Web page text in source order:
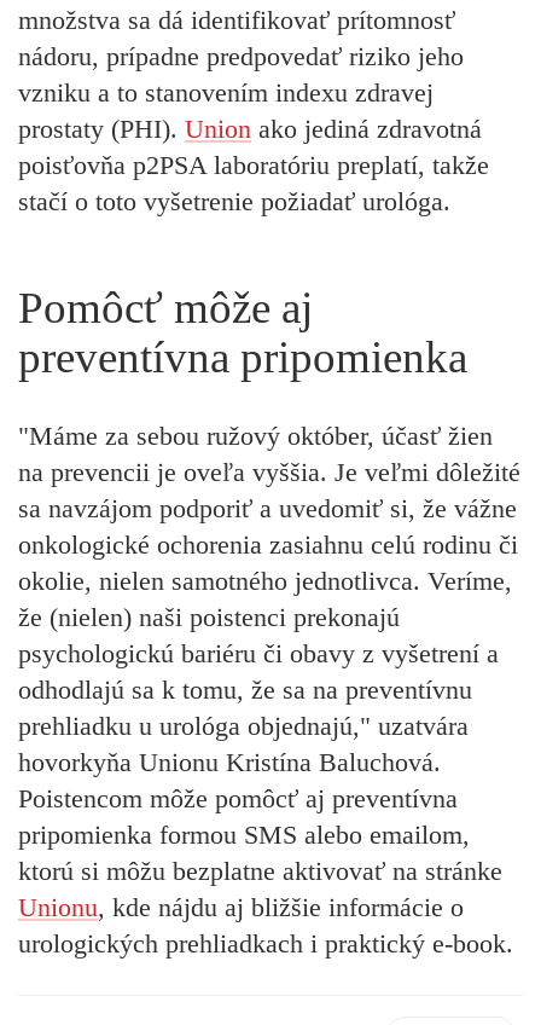
množstva sa dá identifikovať prítomnosť
nádoru, prípadne predpovedať riziko jeho
vzniku a to stanovením indexu zdravej
prostaty (PHI). Union ako jediná zdravotná
poisťovňa p2PSA laboratóriu preplatí, takže
stačí o toto vyšetrenie požiadať urológa.
Pomôcť môže aj
preventívna pripomienka
"Máme za sebou ružový október, účasť žien
na prevencii je oveľa vyššia. Je veľmi dôležité
sa navzájom podporiť a uvedomiť si, že vážne
onkologické ochorenia zasiahnu celú rodinu či
okolie, nielen samotného jednotlivca. Veríme,
že (nielen) naši poistenci prekonajú
psychologickú bariéru či obavy z vyšetrení a
odhodlajú sa k tomu, že sa na preventívnu
prehliadku u urológa objednajú," uzatvára
hovorkyňa Unionu Kristína Baluchová.
Poistencom môže pomôcť aj preventívna
pripomienka formou SMS alebo emailom,
ktorú si môžu bezplatne aktivovať na stránke
Unionu, kde nájdu aj bližšie informácie o
urologických prehliadkach i praktický e-book.